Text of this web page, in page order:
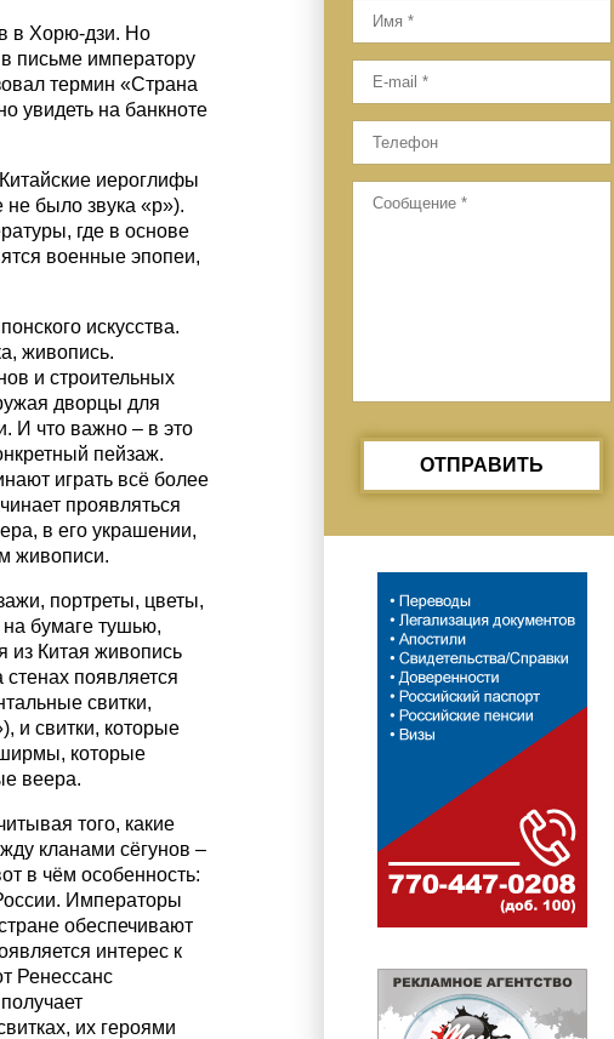
в Хорю-дзи. Но
письме императору
термин «Страна
увидеть на банкноте
иероглифы
не было звука «р»).
где в основе
военные эпопеи,
искусства.
живопись.
и строительных
дворцы для
И что важно – в это
пейзаж.
играть всё более
проявляться
в его украшении,
живописи.
портреты, цветы,
бумаге тушью,
из Китая живопись
появляется
свитки,
и свитки, которые
которые
веера.
того, какие
кланами сёгунов –
в чём особенность:
Императоры
обеспечивают
интерес к
Ренессанс
их героями
ОТПРАВИТЬ